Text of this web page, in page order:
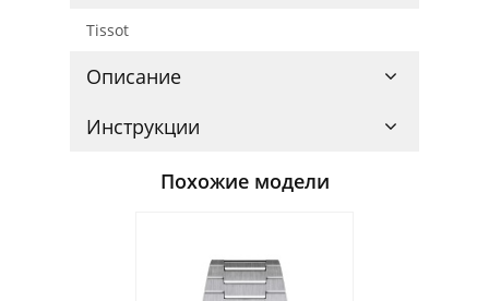
Tissot
Описание
Инструкции
Похожие модели